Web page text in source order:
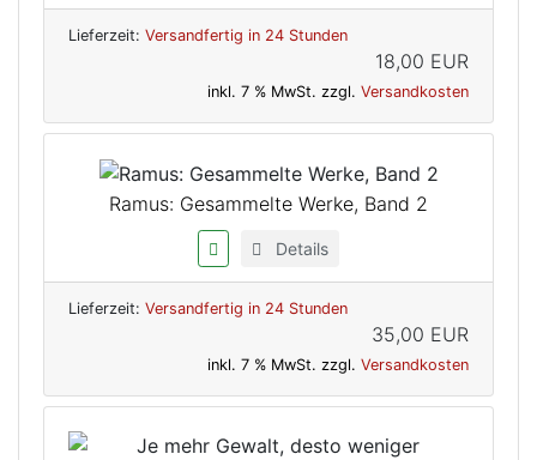
Lieferzeit: Versandfertig in 24 Stunden
18,00 EUR
inkl. 7 % MwSt. zzgl. Versandkosten
Ramus: Gesammelte Werke, Band 2
Details
Lieferzeit: Versandfertig in 24 Stunden
35,00 EUR
inkl. 7 % MwSt. zzgl. Versandkosten